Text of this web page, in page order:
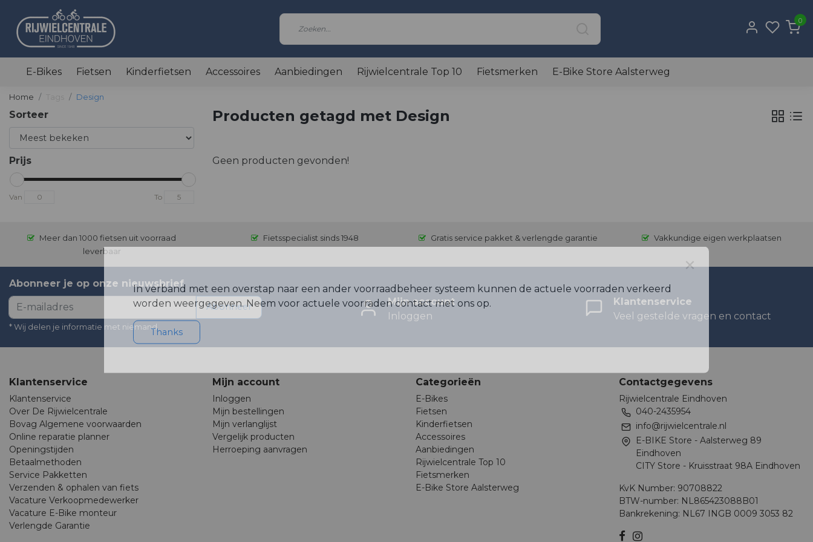
0
E-Bikes Fietsen Kinderfietsen Accessoires Aanbiedingen Rijwielcentrale Top 10 Fietsmerken E-Bike Store Aalsterweg
Home Design
Sorteer
Prijs
Van To
Producten getagd met Design
Geen producten gevonden!
Meer dan 1000 fietsen uit voorraad
leverbaar
Fietsspecialist sinds 1948 Gratis service pakket & verlengde garantie Vakkundige eigen werkplaatsen
Abonneer je op onze nieuwsbrief
Abonneer
* Wij delen je informatie met niemand.
Mijn account
Inloggen
Klantenservice
Veel gestelde vragen en contact
Klantenservice
Klantenservice
Over De Rijwielcentrale
Bovag Algemene voorwaarden
Online reparatie planner
Openingstijden
Betaalmethoden
Service Pakketten
Verzenden & ophalen van fiets
Vacature Verkoopmedewerker
Vacature E-Bike monteur
Verlengde Garantie
Mijn account
Inloggen
Mijn bestellingen
Mijn verlanglijst
Vergelijk producten
Herroeping aanvragen
Categorieën
E-Bikes
Fietsen
Kinderfietsen
Accessoires
Aanbiedingen
Rijwielcentrale Top 10
Fietsmerken
E-Bike Store Aalsterweg
Contactgegevens
Rijwielcentrale Eindhoven
040-2435954
info@rijwielcentrale.nl
E-BIKE Store - Aalsterweg 89
Eindhoven
CITY Store - Kruisstraat 98A Eindhoven
KvK Number: 90708822
BTW-number: NL865423088B01
Bankrekening: NL67 INGB 0009 3053 82
×
In verband met een overstap naar een ander voorraadbeheer systeem kunnen de actuele voorraden verkeerd
worden weergegeven. Neem voor actuele voorraden contact met ons op.
Thanks